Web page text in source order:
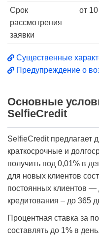
Срок
рассмотрения
заявки
от
Существенные
Предупреждение о
Основные
SelfieCredit
SelfieCredit предлагает
краткосрочные и
получить под 0,01% в
для новых клиентов
постоянных клиентов —
кредитования – до 365
Процентная ставка за
составлять до 1% в